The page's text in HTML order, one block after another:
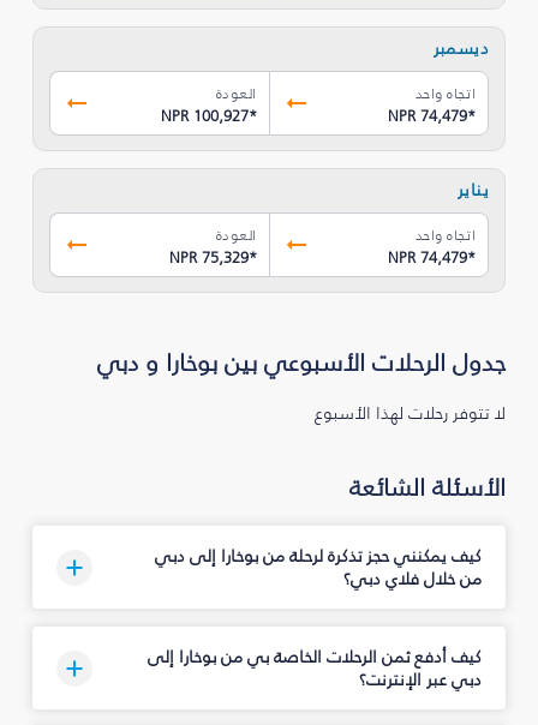
ديسمبر
اتجاه واحد
NPR 74,479*
العودة
NPR 100,927*
يناير
اتجاه واحد
NPR 74,479*
العودة
NPR 75,329*
جدول الرحلات الأسبوعي بين بوخارا و دبي
لا تتوفر رحلات لهذا الأسبوع
الأسئلة الشائعة
كيف يمكنني حجز تذكرة لرحلة من بوخارا إلى دبي
من خلال فلاي دبي؟
كيف أدفع ثمن الرحلات الخاصة بي من بوخارا إلى
دبي عبر الإنترنت؟